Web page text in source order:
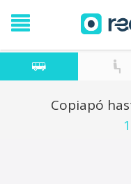
Copiapó